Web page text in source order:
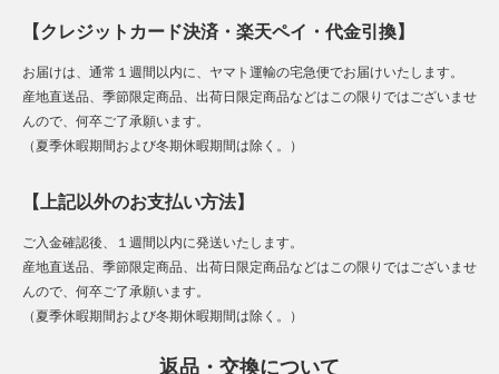
【クレジットカード決済・楽天ペイ・代金引換】
お届けは、通常１週間以内に、ヤマト運輸の宅急便でお届けいたします。
産地直送品、季節限定商品、出荷日限定商品などはこの限りではございませ
んので、何卒ご了承願います。
（夏季休暇期間および冬期休暇期間は除く。）
【上記以外のお支払い方法】
ご入金確認後、１週間以内に発送いたします。
産地直送品、季節限定商品、出荷日限定商品などはこの限りではございませ
んので、何卒ご了承願います。
（夏季休暇期間および冬期休暇期間は除く。）
返品・交換について